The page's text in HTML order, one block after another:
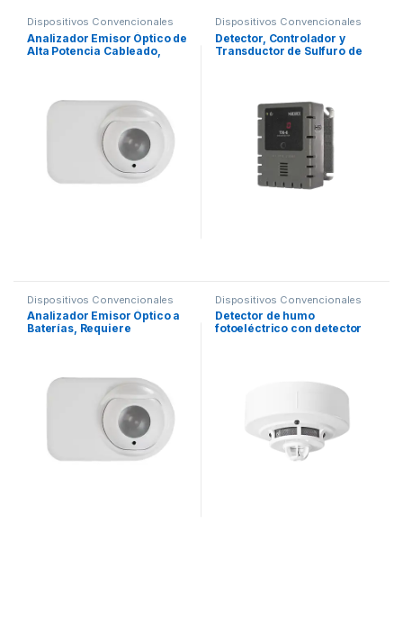
Dispositivos Convencionales
Analizador Emisor Óptico de
Alta Potencia Cableado,
(NO INCLUIDOS)
Dispositivos Convencionales
Detector, Controlador y
Transductor de Sulfuro de
Dispositivos Convencionales
Analizador Emisor Óptico a
Baterías, Requiere
Dispositivos Convencionales
Detector de humo
fotoeléctrico con detector